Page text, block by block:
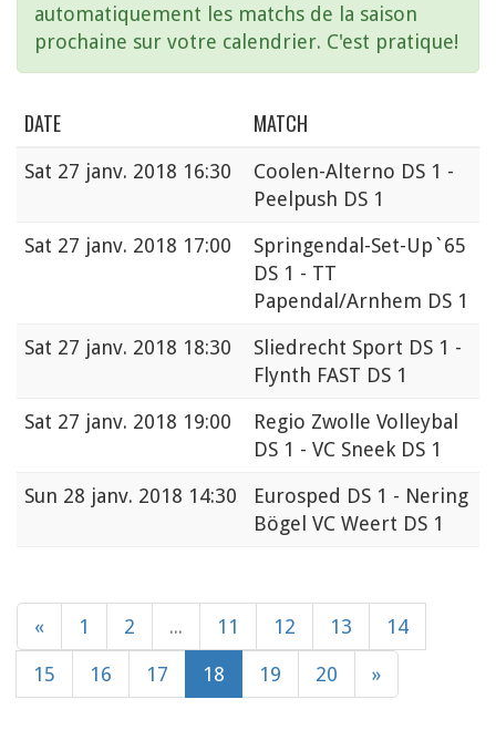
automatiquement les matchs de la saison
prochaine sur votre calendrier. C'est pratique!
DATE MATCH
Sat 27 janv. 2018 16:30
Coolen-Alterno DS 1 -
Peelpush DS 1
Sat 27 janv. 2018 17:00
Springendal-Set-Up`65
DS 1 - TT
Papendal/Arnhem DS 1
Sat 27 janv. 2018 18:30
Sliedrecht Sport DS 1 -
Flynth FAST DS 1
Sat 27 janv. 2018 19:00
Regio Zwolle Volleybal
DS 1 - VC Sneek DS 1
Sun 28 janv. 2018 14:30
Eurosped DS 1 - Nering
Bögel VC Weert DS 1
« 1 2 ... 11 12 13 14
15 16 17 18 19 20 »